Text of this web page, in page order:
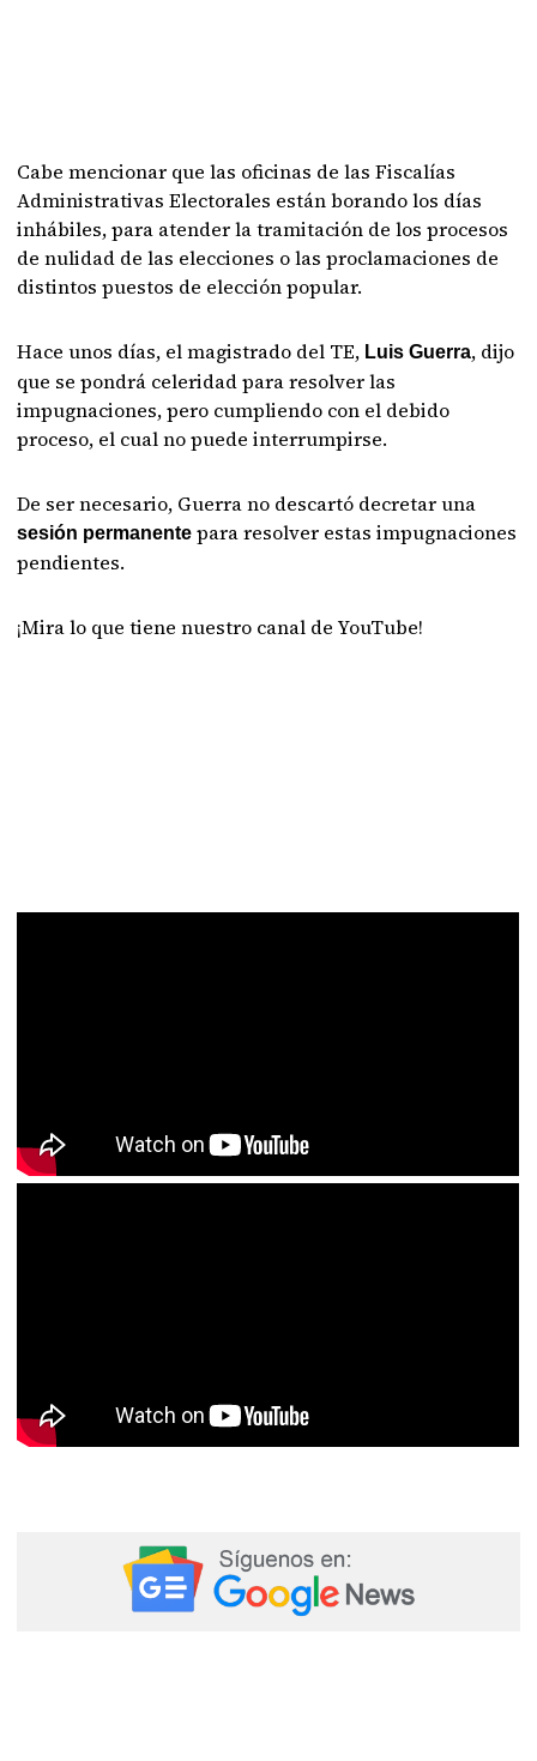
Cabe mencionar que las oficinas de las Fiscalías
Administrativas Electorales están borando los días
inhábiles, para atender la tramitación de los procesos
de nulidad de las elecciones o las proclamaciones de
distintos puestos de elección popular.
Hace unos días, el magistrado del TE, Luis Guerra, dijo
que se pondrá celeridad para resolver las
impugnaciones, pero cumpliendo con el debido
proceso, el cual no puede interrumpirse.
De ser necesario, Guerra no descartó decretar una
sesión permanente para resolver estas impugnaciones
pendientes.
¡Mira lo que tiene nuestro canal de YouTube!